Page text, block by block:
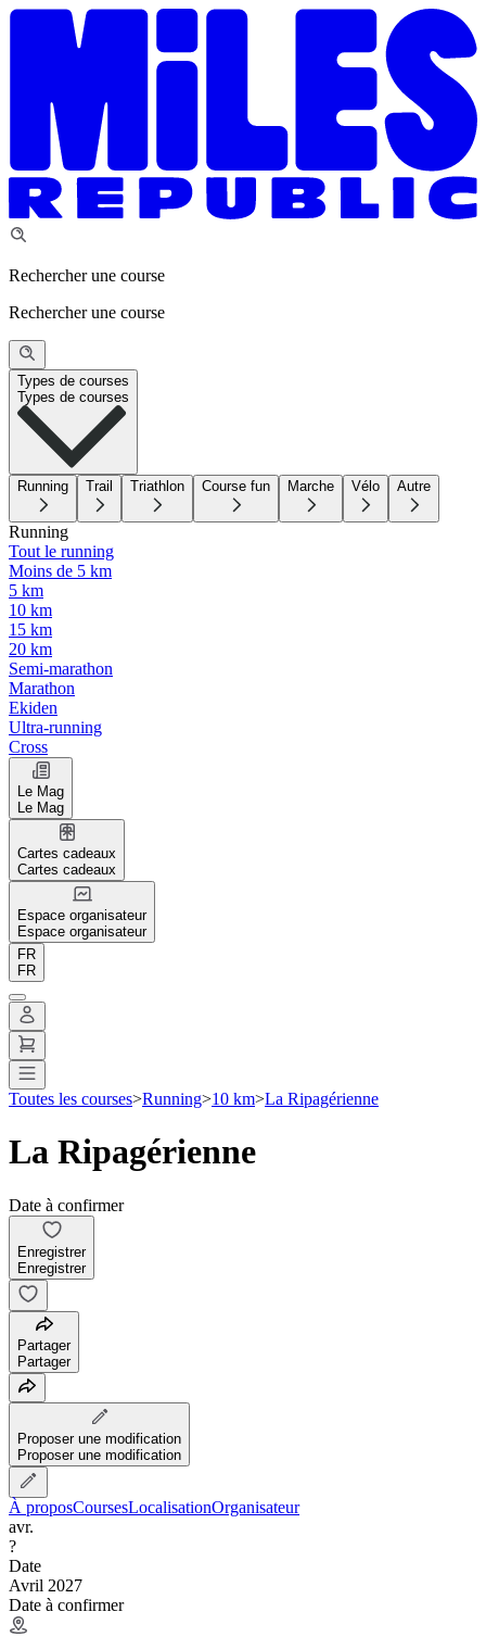
Rechercher une course
Rechercher une course
Types de courses
Types de courses
Running Trail Triathlon Course fun Marche Vélo Autre
Running
Tout le running
Moins de 5 km
5 km
10 km
15 km
20 km
Semi-marathon
Marathon
Ekiden
Ultra-running
Cross
Le Mag
Le Mag
Cartes cadeaux
Cartes cadeaux
Espace organisateur
Espace organisateur
FR
FR
Toutes les courses>Running>10 km>La Ripagérienne
La Ripagérienne
Date à confirmer
Enregistrer
Enregistrer
Partager
Partager
Proposer une modification
Proposer une modification
À proposCoursesLocalisationOrganisateur
avr.
?
Date
Avril 2027
Date à confirmer